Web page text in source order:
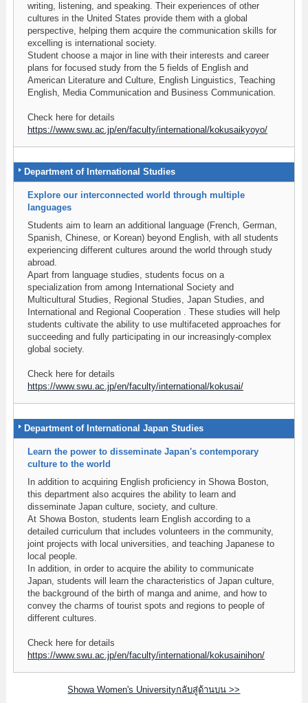
writing, listening, and speaking. Their experiences of other
cultures in the United States provide them with a global
perspective, helping them acquire the communication skills for
excelling is international society.
Student choose a major in line with their interests and career
plans for focused study from the 5 fields of English and
American Literature and Culture, English Linguistics, Teaching
English, Media Communication and Business Communication.
Check here for details
https://www.swu.ac.jp/en/faculty/international/kokusaikyoyo/
Department of International Studies
Explore our interconnected world through multiple
languages
Students aim to learn an additional language (French, German,
Spanish, Chinese, or Korean) beyond English, with all students
experiencing different cultures around the world through study
abroad.
Apart from language studies, students focus on a
specialization from among International Society and
Multicultural Studies, Regional Studies, Japan Studies, and
International and Regional Cooperation . These studies will help
students cultivate the ability to use multifaceted approaches for
succeeding and fully participating in our increasingly-complex
global society.
Check here for details
https://www.swu.ac.jp/en/faculty/international/kokusai/
Department of International Japan Studies
Learn the power to disseminate Japan's contemporary
culture to the world
In addition to acquiring English proficiency in Showa Boston,
this department also acquires the ability to learn and
disseminate Japan culture, society, and culture.
At Showa Boston, students learn English according to a
detailed curriculum that includes volunteers in the community,
joint projects with local universities, and teaching Japanese to
local people.
In addition, in order to acquire the ability to communicate
Japan, students will learn the characteristics of Japan culture,
the background of the birth of manga and anime, and how to
convey the charms of tourist spots and regions to people of
different cultures.
Check here for details
https://www.swu.ac.jp/en/faculty/international/kokusainihon/
Showa Women's Universityกลับสู่ด้านบน >>